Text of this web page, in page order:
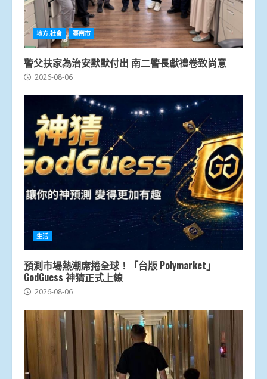
地方.社會 臺南市
警父扶家為治安默默付出 南二警長獻禮卷致尚意
2026-08-06
生活
預測市場熱潮席捲全球！「台版 Polymarket」
GodGuess 神猜正式上線
2026-08-06